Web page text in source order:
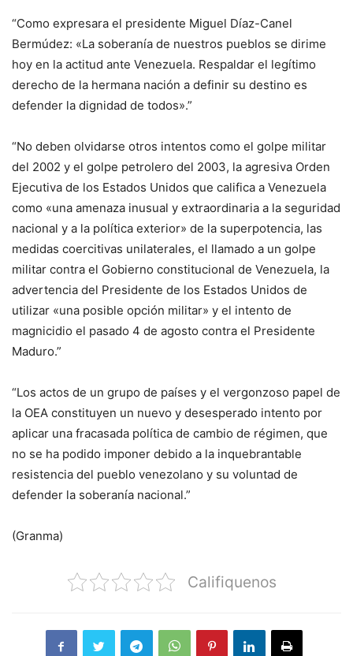
“Como expresara el presidente Miguel Díaz-Canel
Bermúdez: «La soberanía de nuestros pueblos se dirime
hoy en la actitud ante Venezuela. Respaldar el legítimo
derecho de la hermana nación a definir su destino es
defender la dignidad de todos».”
“No deben olvidarse otros intentos como el golpe militar
del 2002 y el golpe petrolero del 2003, la agresiva Orden
Ejecutiva de los Estados Unidos que califica a Venezuela
como «una amenaza inusual y extraordinaria a la seguridad
nacional y a la política exterior» de la superpotencia, las
medidas coercitivas unilaterales, el llamado a un golpe
militar contra el Gobierno constitucional de Venezuela, la
advertencia del Presidente de los Estados Unidos de
utilizar «una posible opción militar» y el intento de
magnicidio el pasado 4 de agosto contra el Presidente
Maduro.”
“Los actos de un grupo de países y el vergonzoso papel de
la OEA constituyen un nuevo y desesperado intento por
aplicar una fracasada política de cambio de régimen, que
no se ha podido imponer debido a la inquebrantable
resistencia del pueblo venezolano y su voluntad de
defender la soberanía nacional.”
(Granma)
Califiquenos